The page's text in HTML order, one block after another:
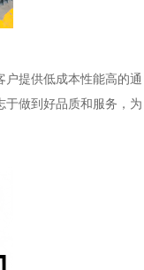
提供低成本性能高的通
于做到好品质和服务，为